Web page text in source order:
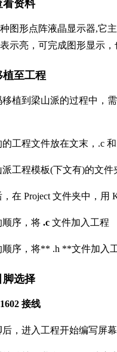
看资料
种图形点阵液晶显示器,它
示亮，可完成图形显示，
植至工程
植到梁山派的过程中，
工程文件放在文末，.c 和
工程模板(下文有)的文件
在 Project 文件夹中，用
顺序，将 .c 文件加入工程
序，将** .h **文件加入
脚选择
接线
，进入工程开始编写屏幕